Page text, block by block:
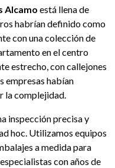
Alcamo está llena de
habrían definido como
con una colección de
en el centro
estrecho, con callejones
empresas habían
la complejidad.
inspección precisa y
hoc. Utilizamos equipos
a medida para
con años de